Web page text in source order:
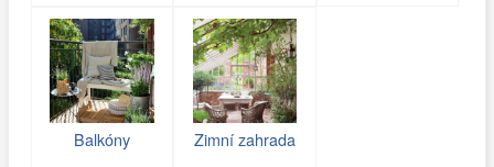
Balkóny Zimní zahrada